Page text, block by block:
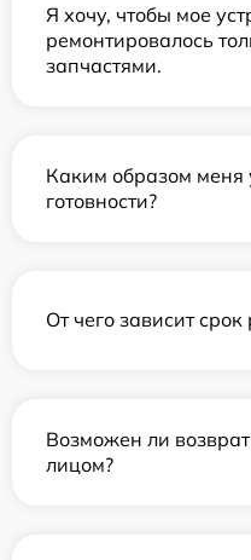
Я хочу, чтобы мое
ремонтировалось
запчастями.
Каким образом меня
готовности?
От чего зависит
Возможен ли
лицом?